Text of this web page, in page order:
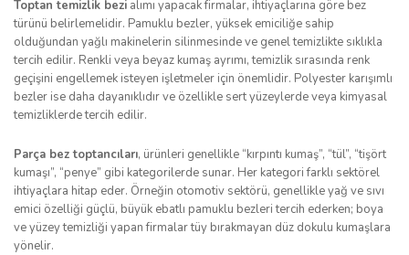
Toptan temizlik bezi alımı yapacak firmalar, ihtiyaçlarına göre bez
türünü belirlemelidir. Pamuklu bezler, yüksek emiciliğe sahip
olduğundan yağlı makinelerin silinmesinde ve genel temizlikte sıklıkla
tercih edilir. Renkli veya beyaz kumaş ayrımı, temizlik sırasında renk
geçişini engellemek isteyen işletmeler için önemlidir. Polyester karışımlı
bezler ise daha dayanıklıdır ve özellikle sert yüzeylerde veya kimyasal
temizliklerde tercih edilir.
Parça bez toptancıları, ürünleri genellikle “kırpıntı kumaş”, “tül”, “tişört
kumaşı”, “penye” gibi kategorilerde sunar. Her kategori farklı sektörel
ihtiyaçlara hitap eder. Örneğin otomotiv sektörü, genellikle yağ ve sıvı
emici özelliği güçlü, büyük ebatlı pamuklu bezleri tercih ederken; boya
ve yüzey temizliği yapan firmalar tüy bırakmayan düz dokulu kumaşlara
yönelir.